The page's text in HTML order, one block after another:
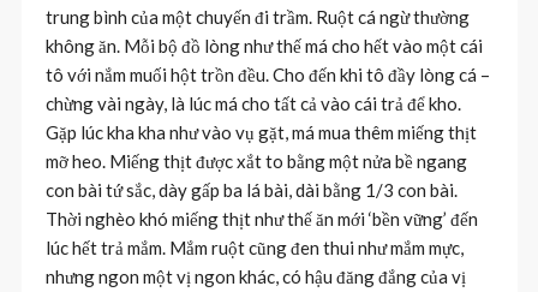
trung bình của một chuyến đi trầm. Ruột cá ngừ thường
không ăn. Mỗi bộ đồ lòng như thế má cho hết vào một cái
tô với nắm muối hột trồn đều. Cho đến khi tô đầy lòng cá –
chừng vài ngày, là lúc má cho tất cả vào cái trả để kho.
Gặp lúc kha kha như vào vụ gặt, má mua thêm miếng thịt
mỡ heo. Miếng thịt được xắt to bằng một nửa bề ngang
con bài tứ sắc, dày gấp ba lá bài, dài bằng 1/3 con bài.
Thời nghèo khó miếng thịt như thế ăn mới ‘bền vững’ đến
lúc hết trả mắm. Mắm ruột cũng đen thui như mắm mực,
nhưng ngon một vị ngon khác, có hậu đăng đắng của vị